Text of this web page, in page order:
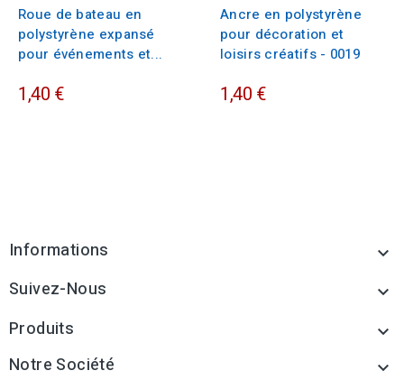
Roue de bateau en
polystyrène expansé
pour événements et...
1,40 €
Ancre en polystyrène
pour décoration et
loisirs créatifs - 0019
1,40 €
Informations 
Suivez-Nous 
Produits 
Notre Société 